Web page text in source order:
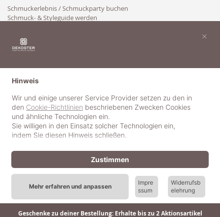
Geschenke zu deiner Bestellung: Erhalte bis zu 2 Aktionsartikel
Schmuckerlebnis / Schmuckparty buchen
Schmuck- & Styleguide werden
© 2018-2025 dekoster GmbH
Hinweis
Wir und einige unserer Service Provider setzen zu den in
den Cookie-Richtlinien beschriebenen Zwecken Cookies
und ähnliche Technologien ein.
Sie willigen in den Einsatz solcher Technologien ein,
indem Sie diesen Hinweis schließen.
Mehr erfahren und anpassen
Impre
ssum
Widerrufsb
elehrung
Zustimmen
×